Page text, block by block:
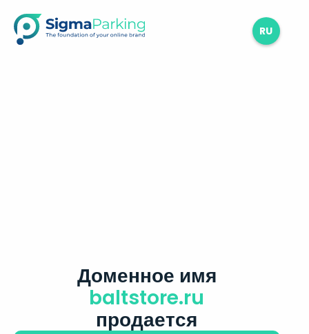
RU
Доменное имя
baltstore.ru
продается